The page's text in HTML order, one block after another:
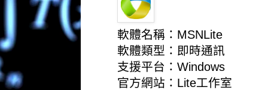
軟體名稱：MSNLite
軟體類型：即時通訊
支援平台：Windows
官方網站： Lite工作室